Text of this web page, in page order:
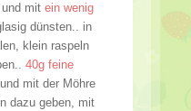
mit ein wenig
dünsten.. in
klein raspeln
40g feine
mit der Möhre
dazu geben, mit